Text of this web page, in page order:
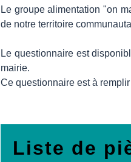
Le groupe alimentation "on
de notre territoire
Le questionnaire est
mairie.
Ce questionnaire est à
Liste de